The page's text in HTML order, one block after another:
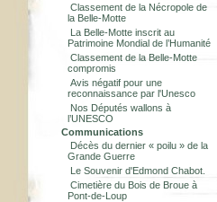
Classement de la Nécropole de
la Belle-Motte
La Belle-Motte inscrit au
Patrimoine Mondial de l’Humanité
Classement de la Belle-Motte
compromis
Avis négatif pour une
reconnaissance par l'Unesco
Nos Députés wallons à
l’UNESCO
Communications
Décès du dernier « poilu » de la
Grande Guerre
Le Souvenir d'Edmond Chabot.
Cimetière du Bois de Broue à
Pont-de-Loup